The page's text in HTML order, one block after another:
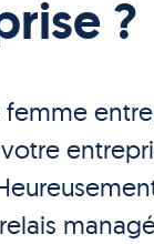
?
femme